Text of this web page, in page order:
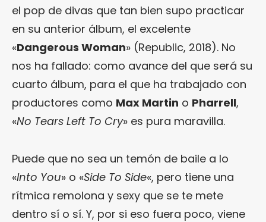
el pop de divas que tan bien supo practicar
en su anterior álbum, el excelente
«Dangerous Woman» (Republic, 2018). No
nos ha fallado: como avance del que será su
cuarto álbum, para el que ha trabajado con
productores como Max Martin o Pharrell,
«No Tears Left To Cry» es pura maravilla.
Puede que no sea un temón de baile a lo
«Into You» o «Side To Side«, pero tiene una
rítmica remolona y sexy que se te mete
dentro sí o sí. Y, por si eso fuera poco, viene